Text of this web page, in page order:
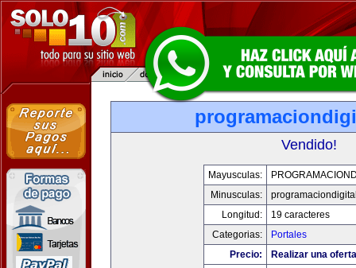
Vendido!
Mayusculas:
Minusculas:
Longitud:
19 caracteres
Categorias:
Portales
Precio:
Realizar una